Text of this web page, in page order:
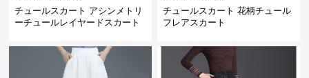
チュールスカート アシンメトリ
ーチュールレイヤードスカート
チュールスカート 花柄チュール
フレアスカート